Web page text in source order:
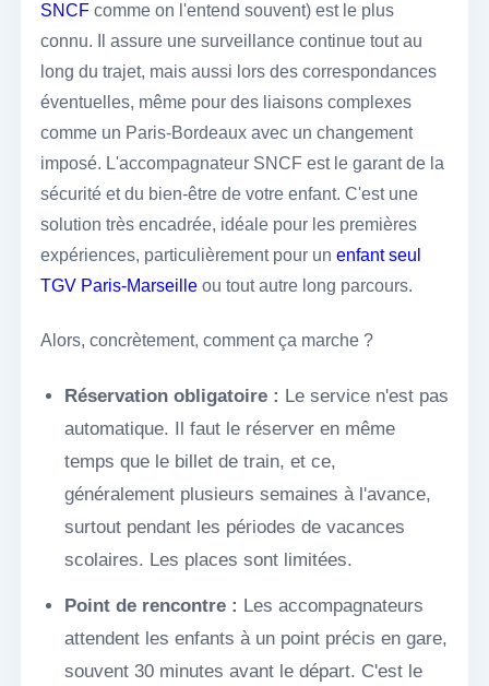
SNCFcomme on l'entend souvent) est le plus
connu. Il assure une surveillance continue tout au
long du trajet, mais aussi lors des correspondances
éventuelles, même pour des liaisons complexes
comme un Paris-Bordeaux avec un changement
imposé. L'accompagnateur SNCF est le garant de la
sécurité et du bien-être de votre enfant. C'est une
solution très encadrée, idéale pour les premières
expériences, particulièrement pour un enfant seul
TGV Paris-Marseilleou tout autre long parcours.
Alors, concrètement, comment ça marche ?
Réservation obligatoire : Le service n'est pas
automatique. Il faut le réserver en même
temps que le billet de train, et ce,
généralement plusieurs semaines à l'avance,
surtout pendant les périodes de vacances
scolaires. Les places sont limitées.
Point de rencontre : Les accompagnateurs
attendent les enfants à un point précis en gare,
souvent 30 minutes avant le départ. C'est le